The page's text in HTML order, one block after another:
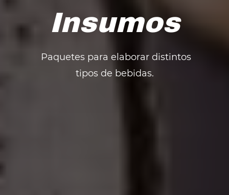
Insumos
Paquetes para elaborar distintos
tipos de bebidas.